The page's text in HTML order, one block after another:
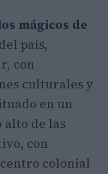
mágicos de
país,
con
culturales y
en un
alto de las
con
colonial